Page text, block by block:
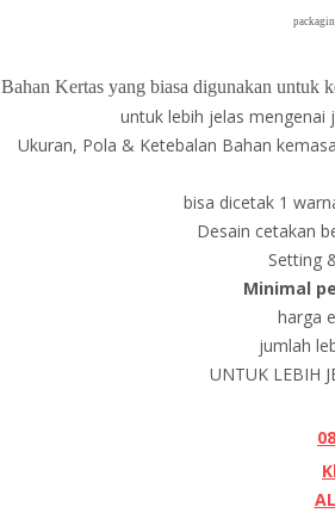
Bahan Kertas yang biasa digunakan untuk
untuk lebih jelas mengenai
Ukuran, Pola & Ketebalan Bahan
bisa dicetak 1
Desain cetakan
Setting
Minimal
harga
jumlah
UNTUK LEBIH